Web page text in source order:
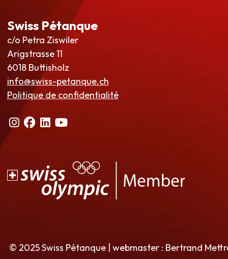
Swiss Pétanque
c/o Petra Ziswiler
Arigstrasse 11
6018 Buttisholz
info@swiss-petanque.ch
Politique de confidentialité
© 2025 Swiss Pétanque | webmaster : Bertrand